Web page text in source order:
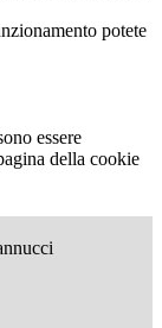
potete
essere
della cookie